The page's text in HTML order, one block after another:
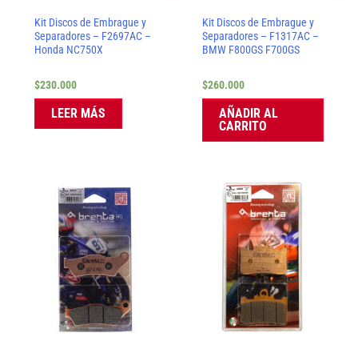
Kit Discos de Embrague y
Separadores – F2697AC –
Honda NC750X
$230.000
LEER MÁS
Kit Discos de Embrague y
Separadores – F1317AC –
BMW F800GS F700GS
$260.000
AÑADIR AL
CARRITO